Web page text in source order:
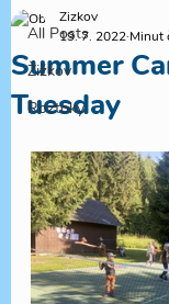
All Posts
Žižkov
Roztoky
Summer
Tuesday
Zizkov
19. 7. 2022 Minut